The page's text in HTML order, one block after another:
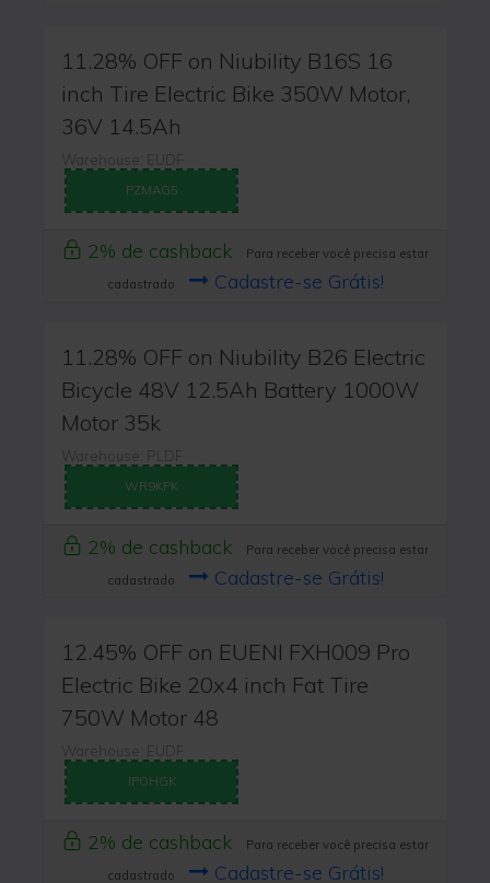
11.28% OFF on Niubility B16S 16
inch Tire Electric Bike 350W Motor,
36V 14.5Ah
Warehouse: EUDF
PZMAG5
2% de cashback
Para receber você precisa estar
cadastrado
Cadastre-se Grátis!
11.28% OFF on Niubility B26 Electric
Bicycle 48V 12.5Ah Battery 1000W
Motor 35k
Warehouse: PLDF
WR9KPK
2% de cashback
Para receber você precisa estar
cadastrado
Cadastre-se Grátis!
12.45% OFF on EUENI FXH009 Pro
Electric Bike 20x4 inch Fat Tire
750W Motor 48
Warehouse: EUDF
IPOHGK
2% de cashback
Para receber você precisa estar
cadastrado
Cadastre-se Grátis!